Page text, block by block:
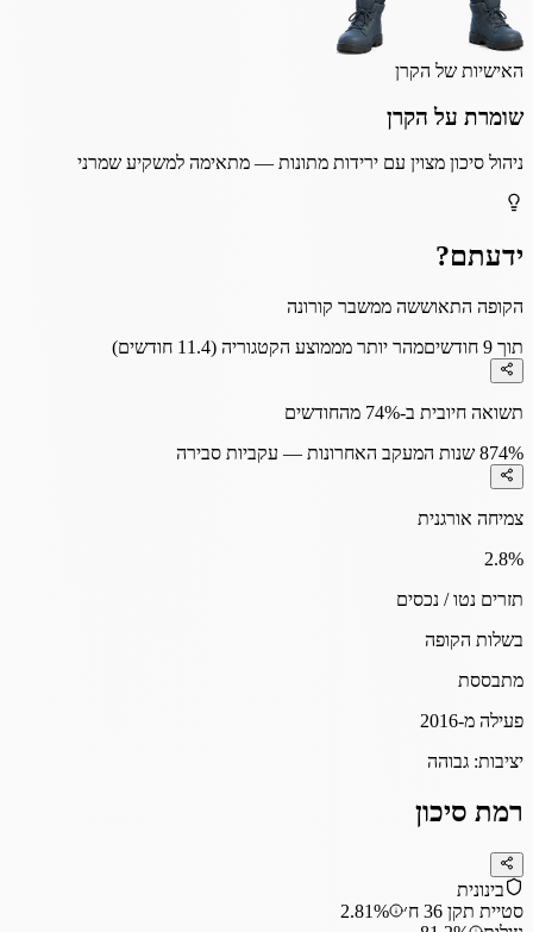
האישיות של הקרן
שומרת על הקרן
ניהול סיכון מצוין עם ירידות מתונות — מתאימה למשקיע שמרני
ידעתם?
הקופה התאוששה ממשבר קורונה
תוך 9 חודשים
מהר יותר מממוצע הקטגוריה (11.4 חודשים)
תשואה חיובית ב-74% מהחודשים
74%8 שנות המעקב האחרונות — עקביות סבירה
צמיחה אורגנית
2.8%
תזרים נטו / נכסים
בשלות הקופה
מתבססת
פעילה מ-2016
יציבות: גבוהה
רמת סיכון
בינונית
סטיית תקן 36 ח׳
2.81%